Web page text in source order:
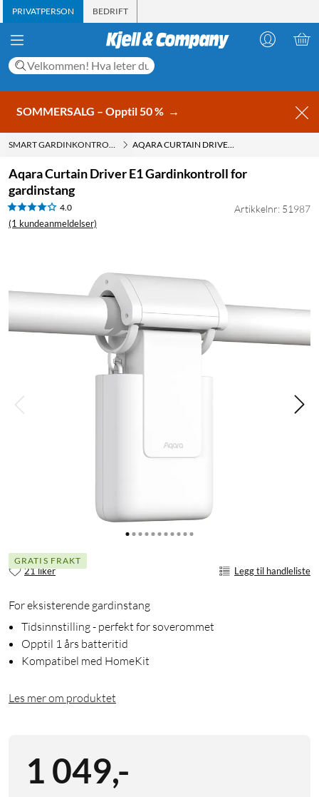
PRIVATPERSON BEDRIFT
SOMMERSALG – Opptil 50 % →
SMART GARDINKONTROLL AQARA CURTAIN DRIVER E1 GARDINKONTROLL FOR GARDINSTANG
Aqara Curtain Driver E1 Gardinkontroll for
gardinstang
4.0
(1 kundeanmeldelser)
Artikkelnr: 51987
GRATIS FRAKT
21 liker Legg til handleliste
For eksisterende gardinstang
Tidsinnstilling - perfekt for soverommet
Opptil 1 års batteritid
Kompatibel med HomeKit
Les mer om produktet
1 049,-